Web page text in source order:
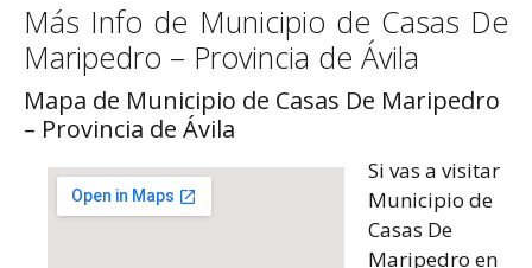
Más Info de Municipio de Casas De
Maripedro – Provincia de Ávila
Mapa de Municipio de Casas De Maripedro
– Provincia de Ávila
Si vas a visitar
Municipio de
Casas De
Maripedro en